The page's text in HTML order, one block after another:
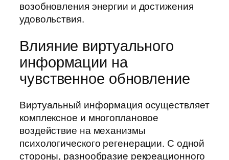
возобновления энергии и достижения
удовольствия.
Влияние виртуального
информации на
чувственное обновление
Виртуальный информация осуществляет
комплексное и многоплановое
воздействие на механизмы
психологического регенерации. С одной
стороны, разнообразие рекреационного